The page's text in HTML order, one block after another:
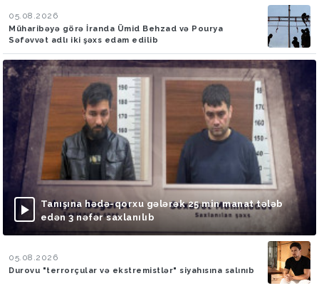
05.08.2026
Müharibəyə görə İranda Ümid Behzad və Pourya
Səfəvvət adlı iki şəxs edam edilib
Tanışına hədə-qorxu gələrək 25 min manat tələb
edən 3 nəfər saxlanılıb
05.08.2026
Durovu "terrorçular və ekstremistlər" siyahısına salınıb